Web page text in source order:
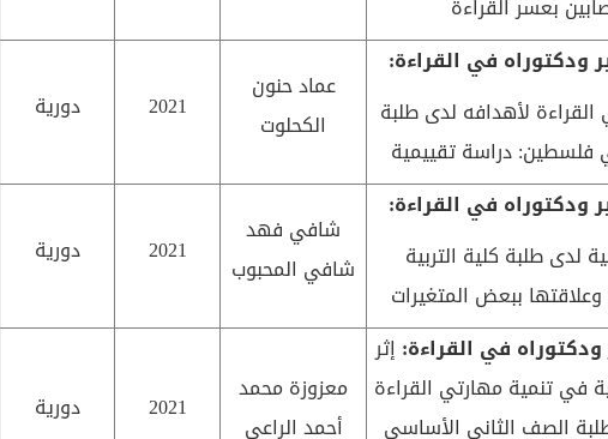
بعسر القراءة
ودكتوراه في القراءة:
لأهدافه لدى طلبة
فلسطين: دراسة تقييمية
عماد حنون
الكحلوت
2021 دورية
ودكتوراه في القراءة:
لدى طلبة كلية التربية
ببعض المتغيرات
شافي فهد
شافي المحبوب
2021 دورية
في القراءة: إثر
في تنمية مهارتي القراءة
الصف الثاني الأساسي
معزوزة محمد
أحمد الراعي
2021 دورية